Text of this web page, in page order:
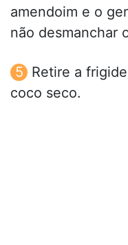
amendoim e o
não desmanchar
Retire a
coco seco.